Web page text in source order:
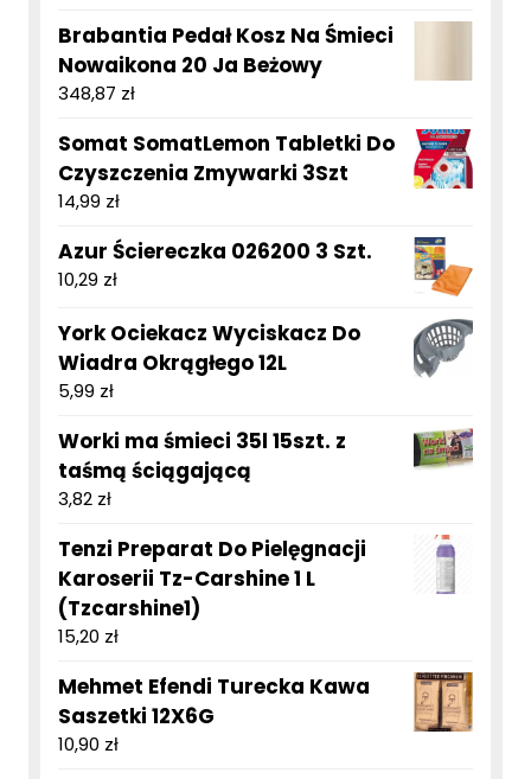
Brabantia Pedał Kosz Na Śmieci
Nowaikona 20 Ja Beżowy
348,87 zł
Somat SomatLemon Tabletki Do
Czyszczenia Zmywarki 3Szt
14,99 zł
Azur Ściereczka 026200 3 Szt.
10,29 zł
York Ociekacz Wyciskacz Do
Wiadra Okrągłego 12L
5,99 zł
Worki ma śmieci 35l 15szt. z
taśmą ściągającą
3,82 zł
Tenzi Preparat Do Pielęgnacji
Karoserii Tz-Carshine 1 L
(Tzcarshine1)
15,20 zł
Mehmet Efendi Turecka Kawa
Saszetki 12X6G
10,90 zł